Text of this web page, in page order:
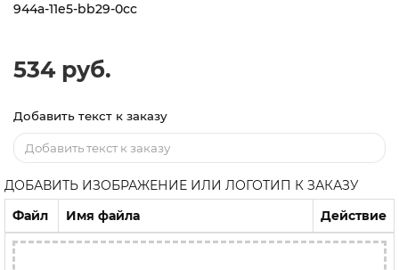
944a-11e5-bb29-0cc
534 руб.
Добавить текст к заказу
ДОБАВИТЬ ИЗОБРАЖЕНИЕ ИЛИ ЛОГОТИП К ЗАКАЗУ
Файл
Имя файла Действие